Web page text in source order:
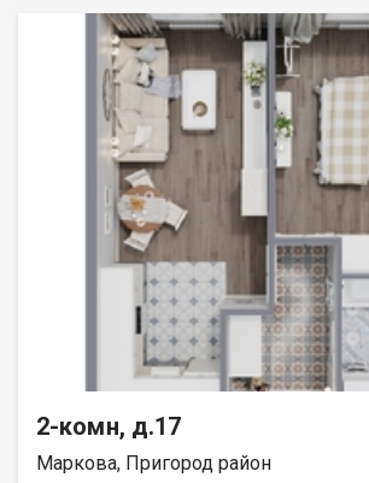
2-комн, д.17
Маркова, Пригород район